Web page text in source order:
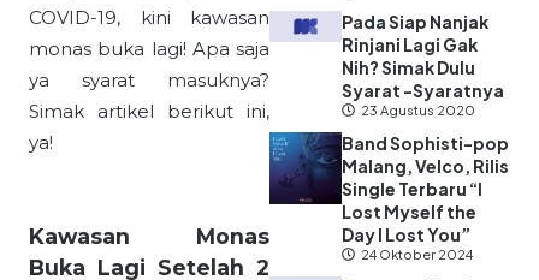
COVID-19, kini kawasan
monas buka lagi! Apa saja
ya syarat masuknya?
Simak artikel berikut ini,
ya!
Kawasan Monas
Buka Lagi Setelah 2
Pada Siap Nanjak
Rinjani Lagi Gak
Nih? Simak Dulu
Syarat -Syaratnya
23 Agustus 2020
Band Sophisti-pop
Malang, Velco, Rilis
Single Terbaru “I
Lost Myself the
Day I Lost You”
24 Oktober 2024